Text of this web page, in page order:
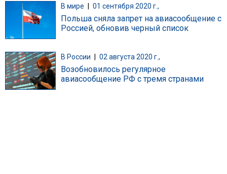
В мире 01 сентября 2020 г.,
Польша сняла запрет на авиасообщение с
Россией, обновив черный список
В России 02 августа 2020 г.,
Возобновилось регулярное
авиасообщение РФ с тремя странами